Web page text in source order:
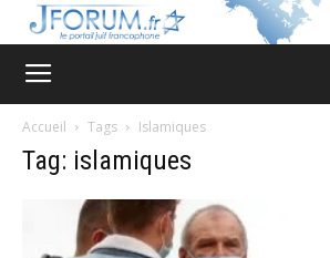
Accueil Tags Islamiques
Tag: islamiques